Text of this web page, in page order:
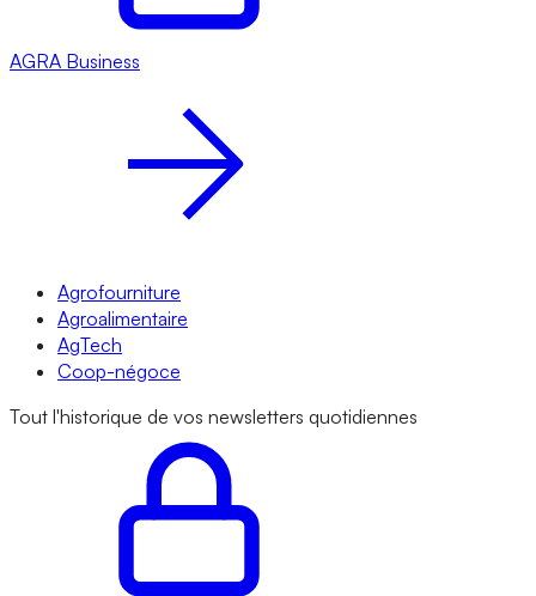
AGRA Business
Agrofourniture
Agroalimentaire
AgTech
Coop-négoce
Tout l'historique de vos newsletters quotidiennes